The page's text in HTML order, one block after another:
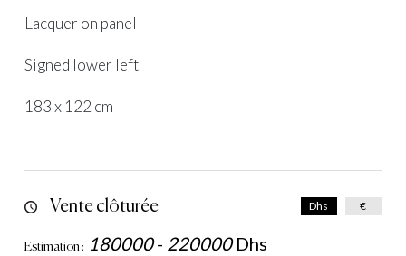
Lacquer on panel
Signed lower left
183 x 122 cm
Vente clôturée
Estimation : 180000- 220000 Dhs
Dhs €